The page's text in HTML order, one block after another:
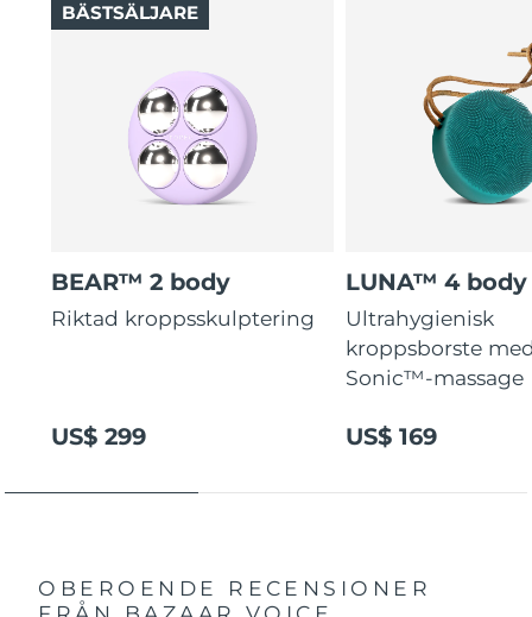
BEAR™ 2 body
Riktad kroppsskulptering
US$ 299
BÄSTSÄLJARE
LUNA™ 4 body
Ultrahygienisk
kroppsborste
Sonic™-massage
US$ 169
OBEROENDE RECENSIONER